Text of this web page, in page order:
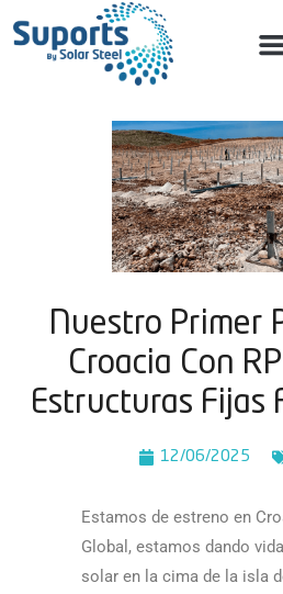
Nuestro Primer
Croacia Con
Estructuras Fijas
12/06/2025
Estamos de estreno en
Global, estamos dando
solar en la cima de la isla